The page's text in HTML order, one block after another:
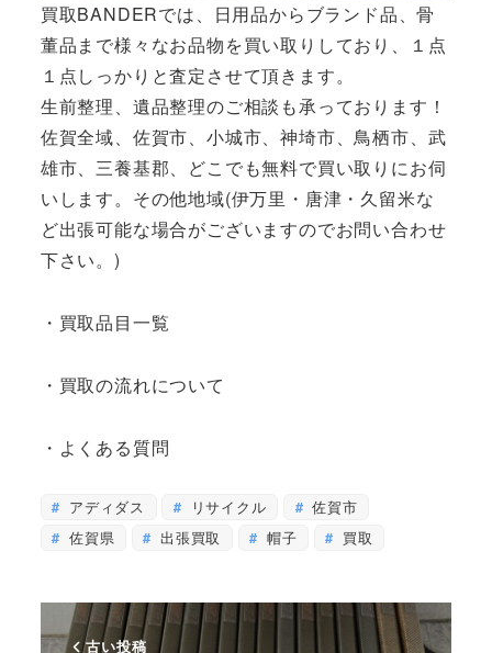
買取BANDERでは、日用品からブランド品、骨
董品まで様々なお品物を買い取りしており、１点
１点しっかりと査定させて頂きます。
生前整理、遺品整理のご相談も承っております！
佐賀全域、佐賀市、小城市、神埼市、鳥栖市、武
雄市、三養基郡、どこでも無料で買い取りにお伺
いします。その他地域(伊万里・唐津・久留米な
ど出張可能な場合がございますのでお問い合わせ
下さい。)
・買取品目一覧
・買取の流れについて
・よくある質問
アディダス リサイクル
佐賀市
佐賀県
出張買取 帽子 買取
古い投稿